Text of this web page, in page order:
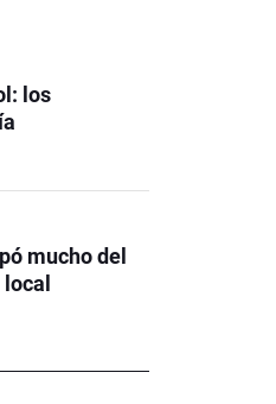
los
mucho del
local